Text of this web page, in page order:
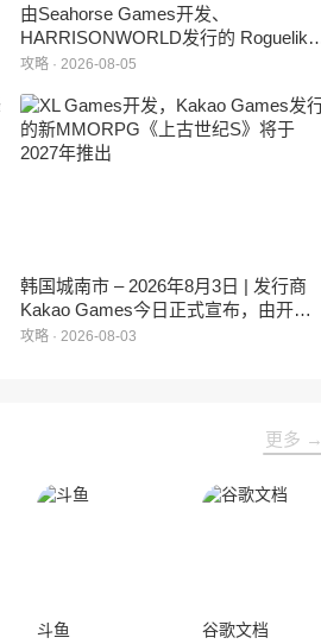
由Seahorse Games开发、
HARRISONWORLD发行的 Roguelike
卡牌战棋游戏 《黑夜轮回》于2026年8
攻略 · 2026-08-05
韩国城南市 – 2026年8月3日 | 发行商
Kakao Games今日正式宣布，由开发
工作室XL Games打造的全新PC
攻略 · 2026-08-03
更多 →
斗鱼 谷歌文档